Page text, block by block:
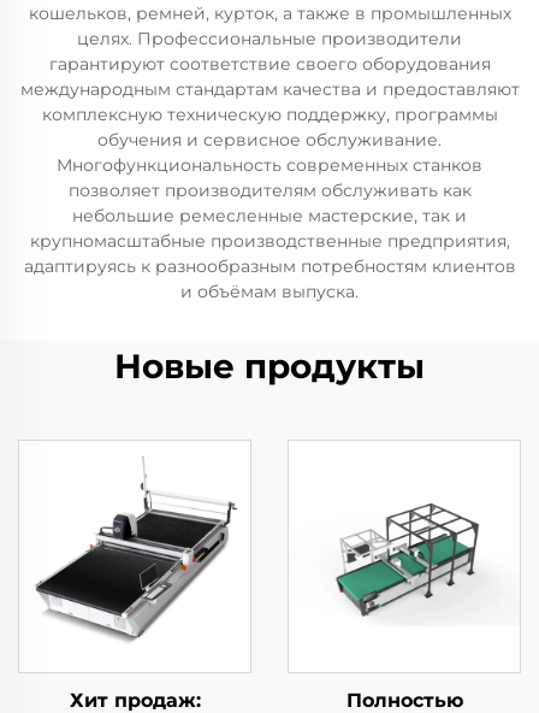
кошельков, ремней, курток, а также в промышленных
целях. Профессиональные производители
гарантируют соответствие своего оборудования
международным стандартам качества и предоставляют
комплексную техническую поддержку, программы
обучения и сервисное обслуживание.
Многофункциональность современных станков
позволяет производителям обслуживать как
небольшие ремесленные мастерские, так и
крупномасштабные производственные предприятия,
адаптируясь к разнообразным потребностям клиентов
и объёмам выпуска.
Новые продукты
Хит продаж:
Полностью